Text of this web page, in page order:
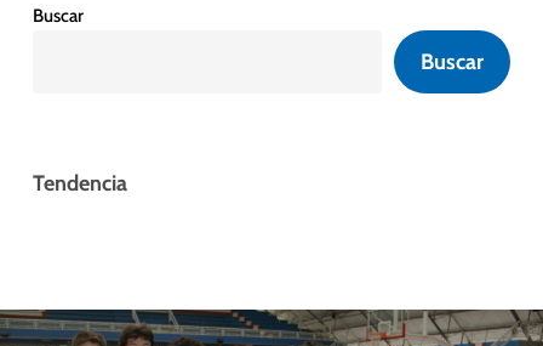
Buscar
Buscar
Tendencia